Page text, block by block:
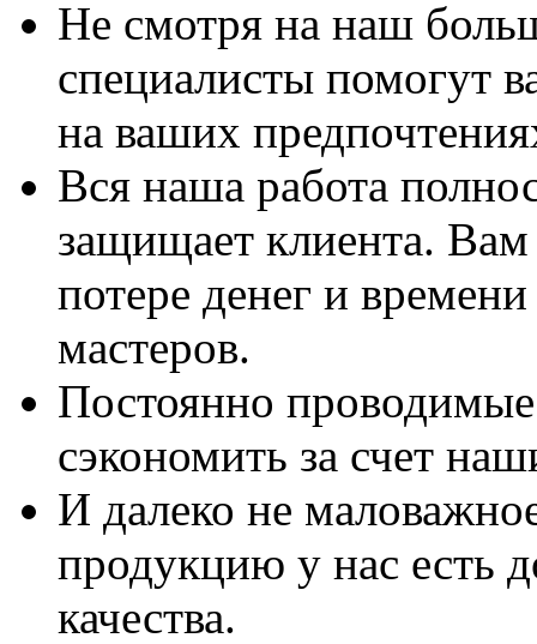
Не смотря на наш
специалисты помогут
на ваших
Вся наша работа
защищает клиента. Вам
потере денег и
мастеров.
Постоянно
сэкономить за счет
И далеко не
продукцию у нас есть
качества.